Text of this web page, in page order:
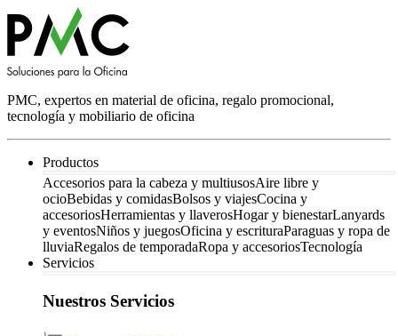
PMC, expertos en material de oficina, regalo promocional,
tecnología y mobiliario de oficina
Productos
Accesorios para la cabeza y multiusosAire libre y
ocioBebidas y comidasBolsos y viajesCocina y
accesoriosHerramientas y llaverosHogar y bienestarLanyards
y eventosNiños y juegosOficina y escrituraParaguas y ropa de
lluviaRegalos de temporadaRopa y accesoriosTecnología
Servicios
Nuestros Servicios